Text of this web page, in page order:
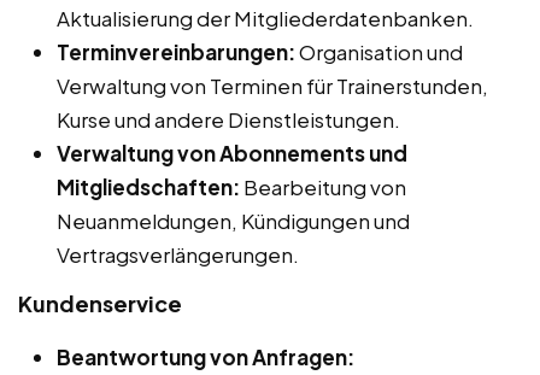
Aktualisierung der Mitgliederdatenbanken.
Terminvereinbarungen:Organisation und
Verwaltung von Terminen für Trainerstunden,
Kurse und andere Dienstleistungen.
Verwaltung von Abonnements und
Mitgliedschaften: Bearbeitung von
Neuanmeldungen, Kündigungen und
Vertragsverlängerungen.
Kundenservice
Beantwortung von Anfragen: